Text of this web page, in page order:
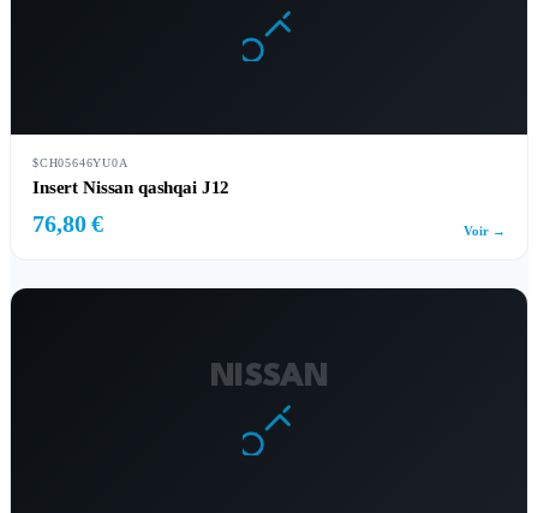
$CH05646YU0A
Insert Nissan qashqai J12
76,80 € Voir →
NISSAN